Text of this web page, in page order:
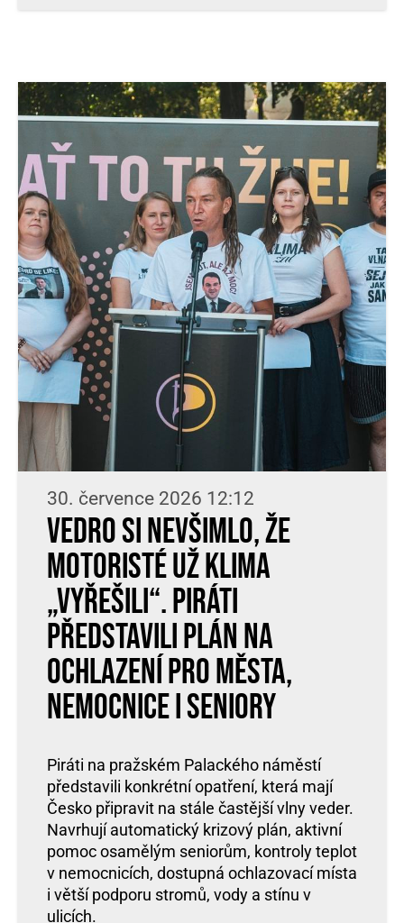
30. července 2026 12:12
Vedro si nevšimlo, že
Motoristé už klima
„vyřešili“. Piráti
představili plán na
ochlazení pro města,
nemocnice i seniory
Piráti na pražském Palackého náměstí
představili konkrétní opatření, která mají
Česko připravit na stále častější vlny veder.
Navrhují automatický krizový plán, aktivní
pomoc osamělým seniorům, kontroly teplot
v nemocnicích, dostupná ochlazovací místa
i větší podporu stromů, vody a stínu v
ulicích.